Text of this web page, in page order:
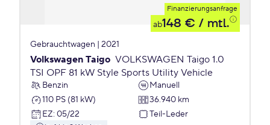
Finanzierungsanfrage
ab148 € / mtl.
Gebrauchtwagen | 2021
Volkswagen Taigo VOLKSWAGEN Taigo 1.0
TSI OPF 81 kW Style Sports Utility Vehicle
Benzin
Manuell
110 PS (81 kW)
36.940 km
EZ: 05/22 Teil-Leder